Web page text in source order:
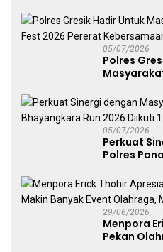
05/07/2026
Polres
05/07/2026
Perkuat
Polres
29/06/2026
Menpora
Pekan